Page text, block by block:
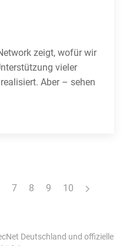
zeigt, wofür wir
vieler
Aber – sehen
7 8 9 10
Deutschland und offizielle